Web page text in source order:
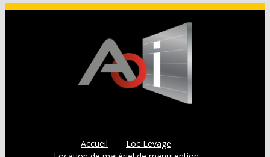
Accueil
Loc Levage